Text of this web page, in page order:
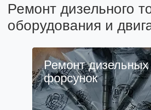
Ремонт дизельного
оборудования и
Ремонт дизельных
форсунок